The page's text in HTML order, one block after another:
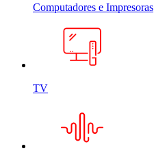
Computadores e Impresoras
TV